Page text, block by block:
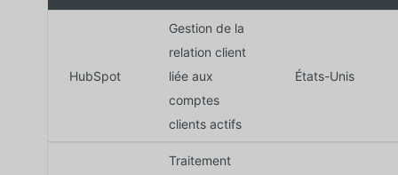
HubSpot
Gestion de la
relation client
liée aux
comptes
clients actifs
États-Unis
Traitement